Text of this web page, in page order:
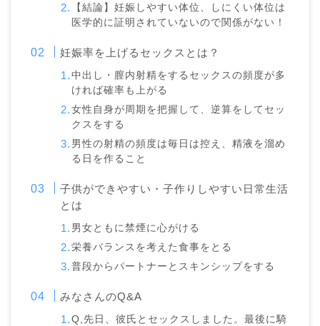
【結論】妊娠しやすい体位、しにくい体位は
医学的に証明されていないので関係がない！
妊娠率を上げるセックスとは？
中出し・膣内射精をするセックスの頻度が多
ければ確率も上がる
女性自身が周期を把握して、逆算をしてセッ
クスをする
男性の射精の頻度は毎日は控え、精液を溜め
る日を作ること
子供ができやすい・子作りしやすい日常生活
とは
男女ともに禁煙に心がける
栄養バランスを考えた食事をとる
普段からパートナーとスキンシップをする
みなさんのQ&A
Q,先日、彼氏とセックスしました。最後に騎